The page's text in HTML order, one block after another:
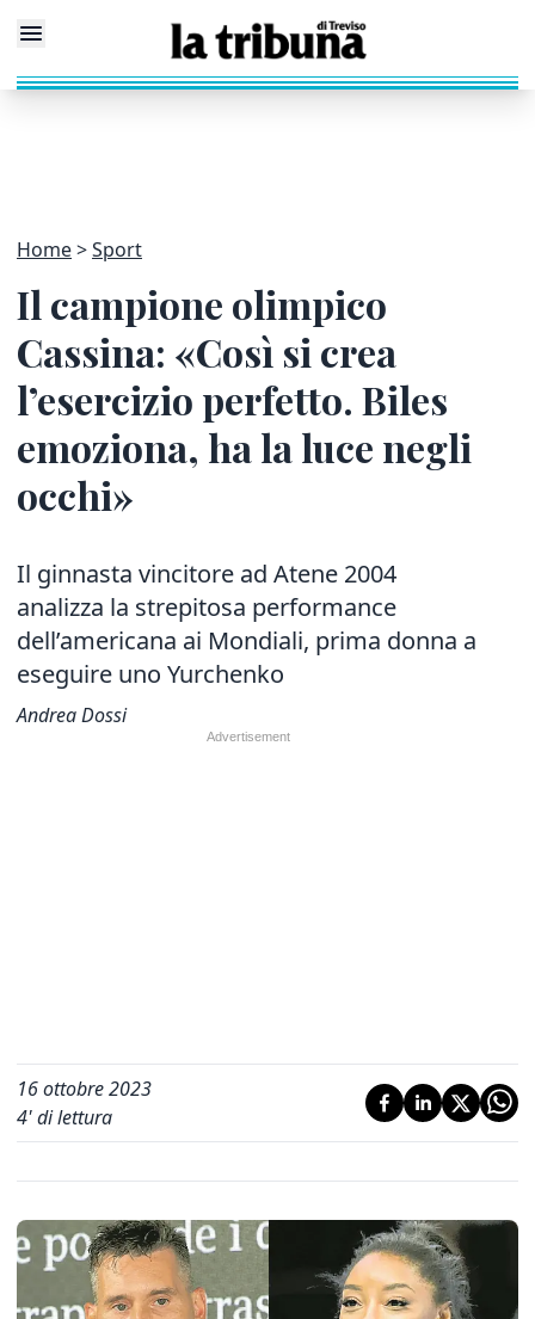
Home Sport
Il campione olimpico
Cassina: «Così si crea
l’esercizio perfetto. Biles
emoziona, ha la luce negli
occhi»
Il ginnasta vincitore ad Atene 2004
analizza la strepitosa performance
dell’americana ai Mondiali, prima donna a
eseguire uno Yurchenko
Andrea Dossi
16 ottobre 2023
4' di lettura